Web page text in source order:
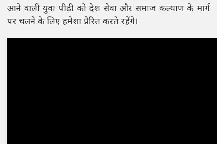
आने वाली युवा पीढ़ी को देश सेवा और समाज कल्याण के मार्ग
पर चलने के लिए हमेशा प्रेरित करते रहेंगे।